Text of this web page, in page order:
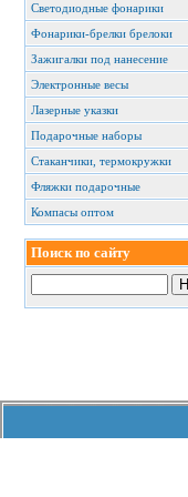
Светодиодные фонарики
Фонарики-брелки брелоки
Зажигалки под нанесение
Электронные весы
Лазерные указки
Подарочные наборы
Cтаканчики, термокружки
Фляжки подарочные
Компасы оптом
Поиск по сайту